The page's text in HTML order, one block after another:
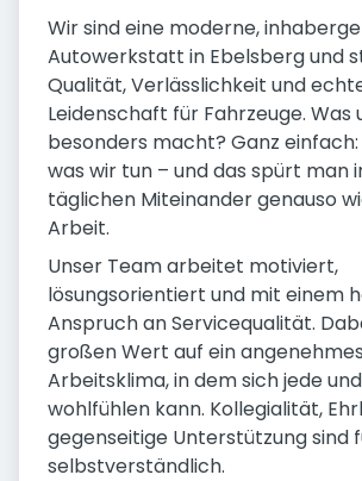
Wir sind eine moderne,
Autowerkstatt in Ebelsberg und
Qualität, Verlässlichkeit und
Leidenschaft für Fahrzeuge. Was
besonders macht? Ganz
was wir tun – und das spürt man
täglichen Miteinander genauso
Arbeit.
Unser Team arbeitet motiviert,
lösungsorientiert und mit einem
Anspruch an Servicequalität.
großen Wert auf ein angenehmes
Arbeitsklima, in dem sich jede
wohlfühlen kann. Kollegialität,
gegenseitige Unterstützung sind
selbstverständlich.